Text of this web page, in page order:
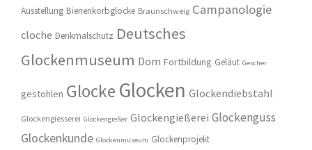
Ausstellung Bienenkorbglocke Braunschweig Campanologie
cloche Denkmalschutz Deutsches
Glockenmuseum Dom Fortbildung Geläut Gescher
gestohlen Glocke Glocken Glockendiebstahl
Glockengiesserei Glockengießer Glockengießerei Glockenguss
Glockenkunde Glockenmuseum Glockenprojekt